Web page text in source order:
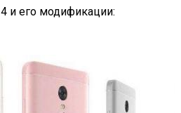
и его модификации: